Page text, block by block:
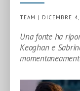
TEAM | DICEMBRE
Una fonte ha
Keoghan e